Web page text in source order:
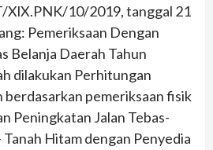
XlX.PNK/10/2019, tanggal 21
Pemeriksaan Dengan
Belanja Daerah Tahun
dilakukan Perhitungan
berdasarkan pemeriksaan fisik
Peningkatan Jalan Tebas-
Tanah Hitam dengan Penyedia